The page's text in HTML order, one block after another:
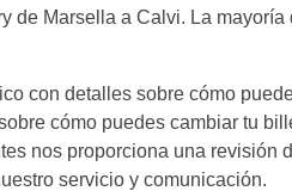
de Marsella a Calvi. La
con detalles sobre cómo
cómo puedes cambiar tu
nos proporciona una revisión
servicio y comunicación.